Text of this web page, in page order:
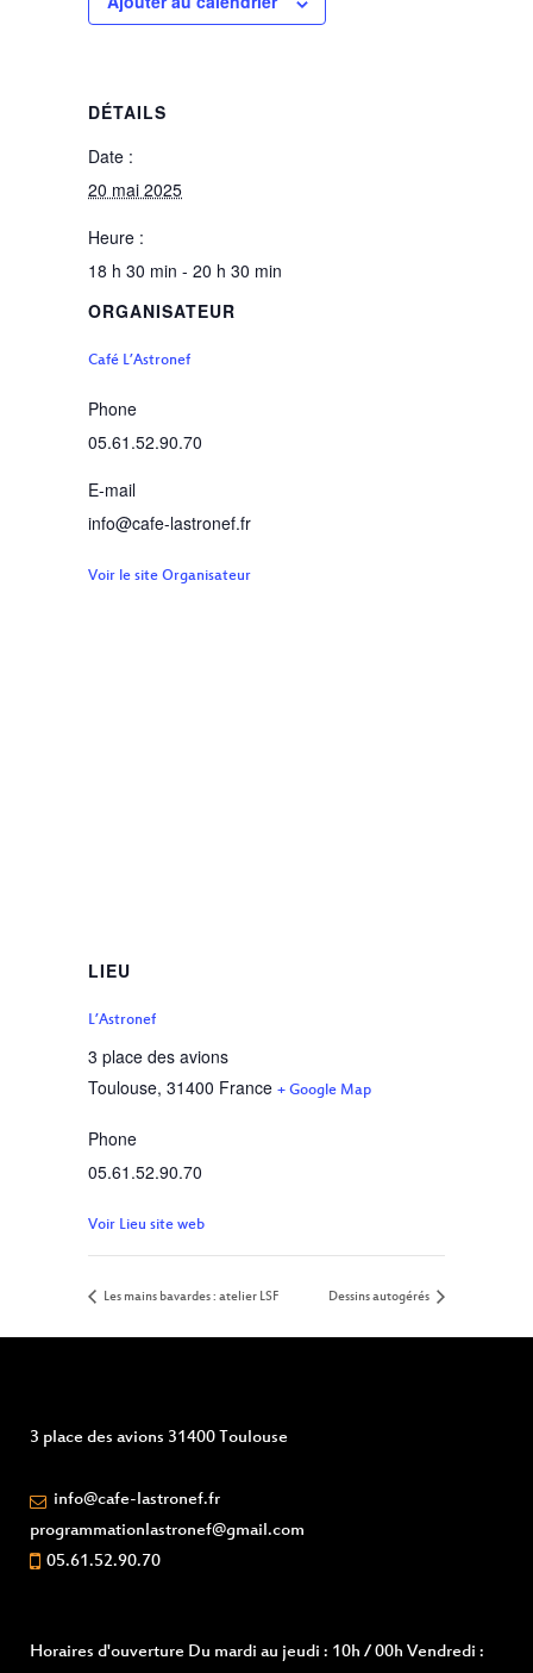
DÉTAILS
Date :
20 mai 2025
Heure :
18 h 30 min - 20 h 30 min
ORGANISATEUR
Café L’Astronef
Phone
05.61.52.90.70
E-mail
info@cafe-lastronef.fr
Voir le site Organisateur
LIEU
L’Astronef
3 place des avions
Toulouse, 31400 France + Google Map
Phone
05.61.52.90.70
Voir Lieu site web
Les mains bavardes : atelier LSF Dessins autogérés
3 place des avions 31400 Toulouse
info@cafe-lastronef.fr
programmationlastronef@gmail.com
05.61.52.90.70
Horaires d'ouverture Du mardi au jeudi : 10h / 00h Vendredi :